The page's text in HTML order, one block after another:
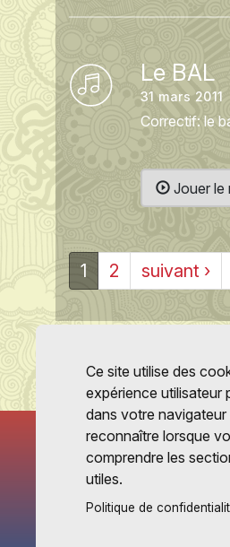
Le BAL
31 mars 2011
Correctif: le
Jouer le
1 2 suivant ›
Ce site utilise des
expérience utilisateur
dans votre
reconnaître lorsque
comprendre les
utiles.
Politique de